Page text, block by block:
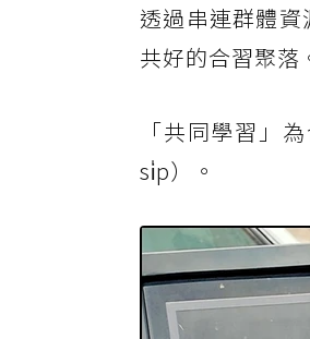
透過串連群體
共好的合習聚落
「共同學習」
si̍p）。